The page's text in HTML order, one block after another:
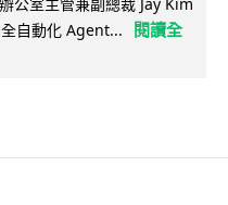
自動化 Agent...
閱讀全